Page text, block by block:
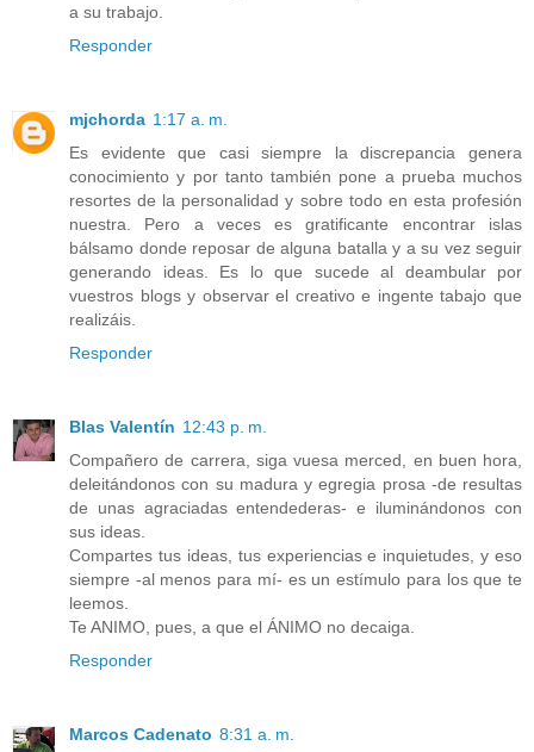
a su trabajo.
Responder
mjchorda 1:17 a. m.
Es evidente que casi siempre la discrepancia genera
conocimiento y por tanto también pone a prueba muchos
resortes de la personalidad y sobre todo en esta profesión
nuestra. Pero a veces es gratificante encontrar islas
bálsamo donde reposar de alguna batalla y a su vez seguir
generando ideas. Es lo que sucede al deambular por
vuestros blogs y observar el creativo e ingente tabajo que
realizáis.
Responder
Blas Valentín 12:43 p. m.
Compañero de carrera, siga vuesa merced, en buen hora,
deleitándonos con su madura y egregia prosa -de resultas
de unas agraciadas entendederas- e iluminándonos con
sus ideas.
Compartes tus ideas, tus experiencias e inquietudes, y eso
siempre -al menos para mí- es un estímulo para los que te
leemos.
Te ANIMO, pues, a que el ÁNIMO no decaiga.
Responder
Marcos Cadenato 8:31 a. m.